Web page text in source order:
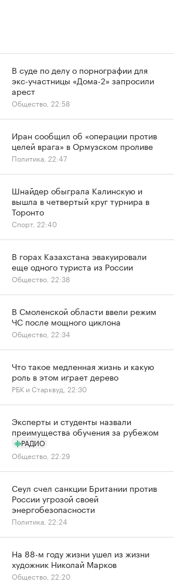
В суде по делу о порнографии для
экс-участницы «Дома-2» запросили
арест
Общество, 22:58
Иран сообщил об «операции против
целей врага» в Ормузском проливе
Политика, 22:47
Шнайдер обыграла Калинскую и
вышла в четвертый круг турнира в
Торонто
Спорт, 22:40
В горах Казахстана эвакуировали
еще одного туриста из России
Общество, 22:38
В Смоленской области ввели режим
ЧС после мощного циклона
Общество, 22:34
Что такое медленная жизнь и какую
роль в этом играет дерево
РБК и Старквуд, 22:30
Эксперты и студенты назвали
преимущества обучения за рубежом
РАДИО
Общество, 22:29
Сеул счел санкции Британии против
России угрозой своей
энергобезопасности
Политика, 22:24
На 88-м году жизни ушел из жизни
художник Николай Марков
Общество, 22:20